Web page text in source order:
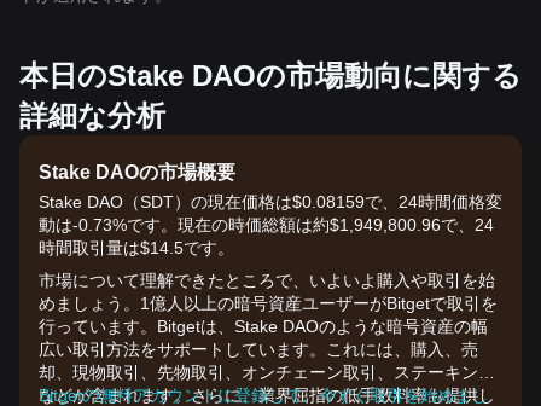
本日のStake DAOの市場動向に関する
詳細な分析
Stake DAOの市場概要
Stake DAO（SDT）の現在価格は$0.08159で、24時間価格変
動は-0.73%です。現在の時価総額は約$1,949,800.96で、24
時間取引量は$14.5です。
市場について理解できたところで、いよいよ購入や取引を始
めましょう。1億人以上の暗号資産ユーザーがBitgetで取引を
行っています。Bitgetは、Stake DAOのような暗号資産の幅
広い取引方法をサポートしています。これには、購入、売
却、現物取引、先物取引、オンチェーン取引、ステーキング
などが含まれます。さらに、業界屈指の低手数料率も提供し
Bitgetの無料アカウントに登録して、今すぐ取引を始めまし